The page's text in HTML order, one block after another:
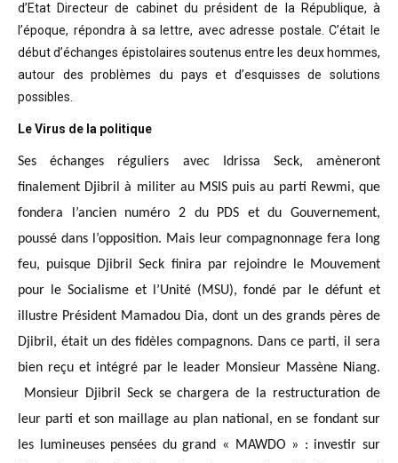
d’Etat Directeur de cabinet du président de
la République, à
l’époque, répondra à sa lettre, avec adresse postale. C’était le
début d’échanges épistolaires soutenus entre les deux hommes,
autour des problèmes du pays et d’esquisses de solutions
possibles.
Le Virus de la politique
Ses échanges réguliers avec Idrissa Seck, amèneront
finalement Djibril à militer au MSIS puis au parti Rewmi, que
fondera l’ancien numéro 2 du PDS et du Gouvernement,
poussé dans l’opposition. Mais leur compagnonnage fera long
feu, puisque Djibril Seck finira par rejoindre le Mouvement
pour le Socialisme et l’Unité (MSU), fondé par le défunt et
illustre Président Mamadou Dia, dont un des grands pères de
Djibril, était un des fidèles compagnons. Dans ce parti, il sera
bien reçu et intégré par le leader Monsieur Massène Niang.
Monsieur Djibril Seck se chargera de la restructuration de
leur parti et son maillage au plan national, en se fondant sur
les lumineuses pensées du grand « MAWDO » : investir sur